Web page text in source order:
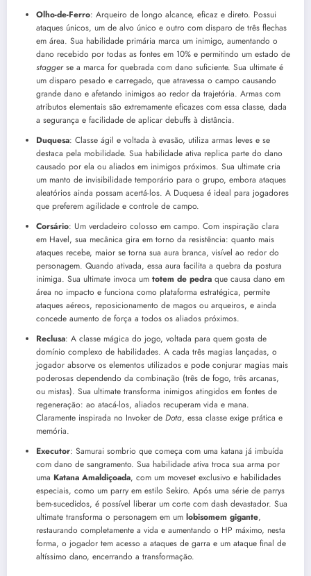
Olho-de-Ferro: Arqueiro de longo alcance, eficaz e direto. Possui
ataques únicos, um de alvo único e outro com disparo de três flechas
em área. Sua habilidade primária marca um inimigo, aumentando o
dano recebido por todas as fontes em 10% e permitindo um estado de
staggerse a marca for quebrada com dano suficiente. Sua ultimate é
um disparo pesado e carregado, que atravessa o campo causando
grande dano e afetando inimigos ao redor da trajetória. Armas com
atributos elementais são extremamente eficazes com essa classe, dada
a segurança e facilidade de aplicar debuffs à distância.
Duquesa: Classe ágil e voltada à evasão, utiliza armas leves e se
destaca pela mobilidade. Sua habilidade ativa replica parte do dano
causado por ela ou aliados em inimigos próximos. Sua ultimate cria
um manto de invisibilidade temporário para o grupo, embora ataques
aleatórios ainda possam acertá-los. A Duquesa é ideal para jogadores
que preferem agilidade e controle de campo.
Corsário: Um verdadeiro colosso em campo. Com inspiração clara
em Havel, sua mecânica gira em torno da resistência: quanto mais
ataques recebe, maior se torna sua aura branca, visível ao redor do
personagem. Quando ativada, essa aura facilita a quebra da postura
inimiga. Sua ultimate invoca um totem de pedra que causa dano em
área no impacto e funciona como plataforma estratégica, permite
ataques aéreos, reposicionamento de magos ou arqueiros, e ainda
concede aumento de força a todos os aliados próximos.
Reclusa: A classe mágica do jogo, voltada para quem gosta de
domínio complexo de habilidades. A cada três magias lançadas, o
jogador absorve os elementos utilizados e pode conjurar magias mais
poderosas dependendo da combinação (três de fogo, três arcanas,
ou mistas). Sua ultimate transforma inimigos atingidos em fontes de
regeneração: ao atacá-los, aliados recuperam vida e mana.
Claramente inspirada no Invoker de Dota, essa classe exige prática e
memória.
Executor: Samurai sombrio que começa com uma katana já imbuída
com dano de sangramento. Sua habilidade ativa troca sua arma por
uma Katana Amaldiçoada, com um moveset exclusivo e habilidades
especiais, como um parry em estilo Sekiro. Após uma série de parrys
bem-sucedidos, é possível liberar um corte com dash devastador. Sua
ultimate transforma o personagem em um lobisomem gigante,
restaurando completamente a vida e aumentando o HP máximo, nesta
forma, o jogador tem acesso a ataques de garra e um ataque final de
altíssimo dano, encerrando a transformação.